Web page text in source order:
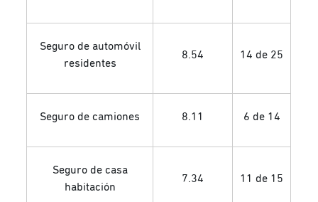
Seguro de automóvil
residentes
8.54 14 de 25
Seguro de camiones 8.11 6 de 14
Seguro de casa
habitación
7.34 11 de 15